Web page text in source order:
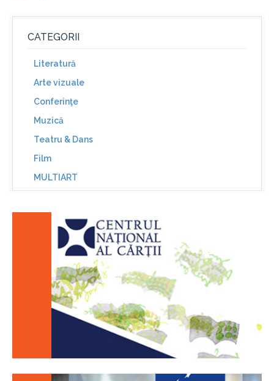
CATEGORII
Literatură
Arte vizuale
Conferinţe
Muzică
Teatru & Dans
Film
MULTIART